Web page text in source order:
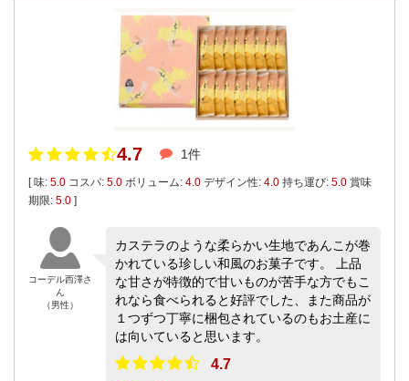
4.7 1件
[ 味: 5.0 コスパ: 5.0 ボリューム: 4.0 デザイン性: 4.0 持ち運び: 5.0 賞味
期限: 5.0 ]
コーデル西澤さ
ん
（男性）
カステラのような柔らかい生地であんこが巻
かれている珍しい和風のお菓子です。 上品
な甘さが特徴的で甘いものが苦手な方でもこ
れなら食べられると好評でした、また商品が
１つずつ丁寧に梱包されているのもお土産に
は向いていると思います。
4.7